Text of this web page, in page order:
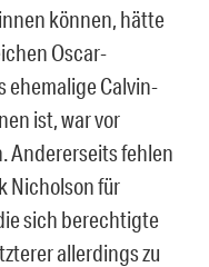
können, hätte
Oscar-
ehemalige Calvin-
ist, war vor
Andererseits fehlen
Nicholson für
sich berechtigte
allerdings zu